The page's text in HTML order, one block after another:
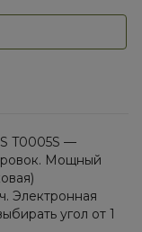
T0005S —
Мощный
Электронная
угол от 1